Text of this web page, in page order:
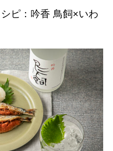
ピ：吟香 鳥飼×いわ